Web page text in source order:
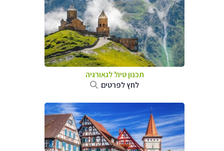
תכנון טיול לגאורגיה
לחץ לפרטים